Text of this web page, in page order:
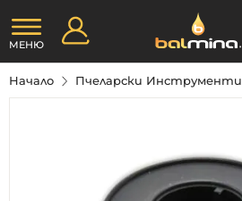
към
съдържанието
МЕНЮ
Начало Пчеларски Инструменти